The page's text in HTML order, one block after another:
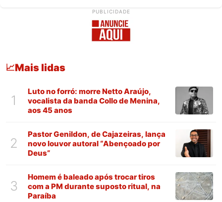
PUBLICIDADE
📈Mais lidas
1
Luto no forró: morre Netto Araújo,
vocalista da banda Collo de Menina,
aos 45 anos
2
Pastor Genildon, de Cajazeiras, lança
novo louvor autoral “Abençoado por
Deus”
3
Homem é baleado após trocar tiros
com a PM durante suposto ritual, na
Paraíba